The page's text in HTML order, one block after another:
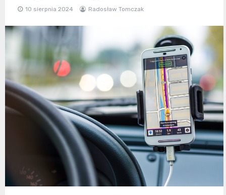
10 sierpnia 2024 Radosław Tomczak